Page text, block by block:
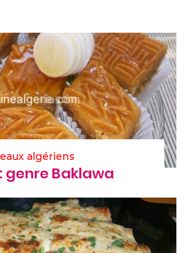
algériens
genre Baklawa